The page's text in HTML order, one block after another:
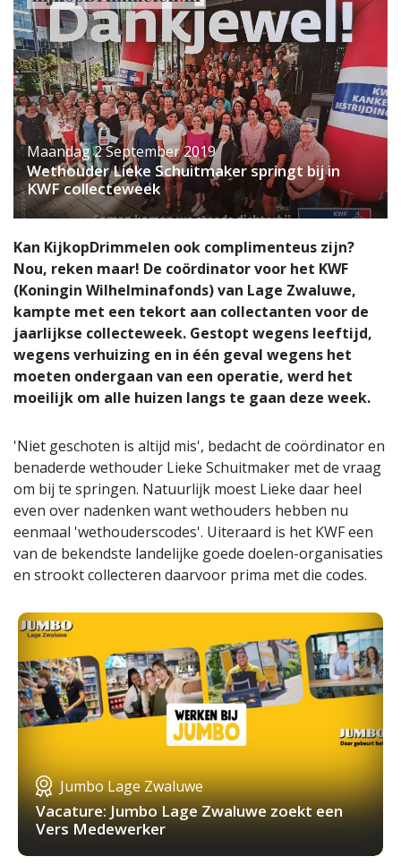
Maandag 2 September 2019
Wethouder Lieke Schuitmaker springt bij in
KWF collecteweek
Kan KijkopDrimmelen ook complimenteus zijn?
Nou, reken maar! De coördinator voor het KWF
(Koningin Wilhelminafonds) van Lage Zwaluwe,
kampte met een tekort aan collectanten voor de
jaarlijkse collecteweek. Gestopt wegens leeftijd,
wegens verhuizing en in één geval wegens het
moeten ondergaan van een operatie, werd het
moeilijk om alle huizen langs te gaan deze week.
'Niet geschoten is altijd mis', bedacht de coördinator en
benaderde wethouder Lieke Schuitmaker met de vraag
om bij te springen. Natuurlijk moest Lieke daar heel
even over nadenken want wethouders hebben nu
eenmaal 'wethouderscodes'. Uiteraard is het KWF een
van de bekendste landelijke goede doelen-organisaties
en strookt collecteren daarvoor prima met die codes.
Jumbo Lage Zwaluwe
Vacature: Jumbo Lage Zwaluwe zoekt een
Vers Medewerker